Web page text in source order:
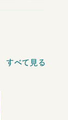
すべて見る